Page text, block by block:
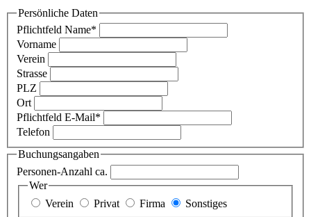
Persönliche Daten
Pflichtfeld Name*
Vorname
Verein
Strasse
PLZ
Ort
Pflichtfeld E-Mail*
Telefon
Buchungsangaben
Personen-Anzahl ca.
Wer
Verein
Privat Firma
Sonstiges